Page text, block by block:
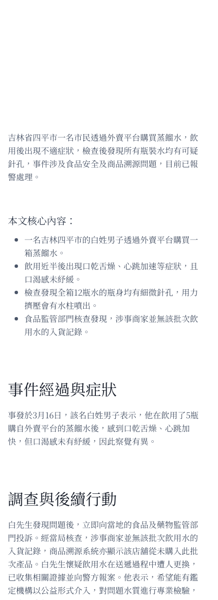
吉林省四平市一名市民透過外賣平台購買蒸餾水，飲
用後出現不適症狀，檢查後發現所有瓶裝水均有可疑
針孔，事件涉及食品安全及商品溯源問題，目前已報
警處理。
本文核心內容：
一名吉林四平市的白姓男子透過外賣平台購買一
箱蒸餾水。
飲用近半後出現口乾舌燥、心跳加速等症狀，且
口渴感未紓緩。
檢查發現全箱12瓶水的瓶身均有細微針孔，用力
擠壓會有水柱噴出。
食品監管部門核查發現，涉事商家並無該批次飲
用水的入貨記錄。
事件經過與症狀
事發於3月16日，該名白姓男子表示，他在飲用了5瓶
購自外賣平台的蒸餾水後，感到口乾舌燥、心跳加
快，但口渴感未有紓緩，因此察覺有異。
調查與後續行動
白先生發現問題後，立即向當地的食品及藥物監管部
門投訴。經當局核查，涉事商家並無該批次飲用水的
入貨記錄，商品溯源系統亦顯示該店舖從未購入此批
次產品。白先生懷疑飲用水在送遞過程中遭人更換，
已收集相關證據並向警方報案。他表示，希望能有鑑
定機構以公益形式介入，對問題水質進行專業檢驗，